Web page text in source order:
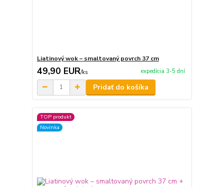
Liatinový wok – smaltovaný povrch 37 cm
49,90 EUR/ks expedícia 3-5 dní
Pridať do košíka
TOP produkt
Novinka